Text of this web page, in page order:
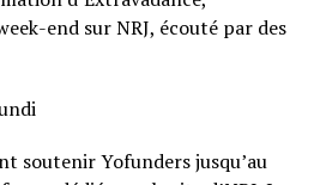
end sur NRJ, écouté par des
soutenir Yofunders jusqu’au